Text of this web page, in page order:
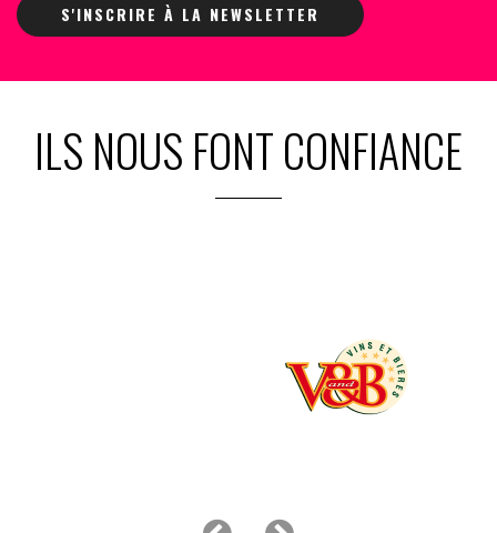
S'INSCRIRE À LA NEWSLETTER
ILS NOUS FONT CONFIANCE